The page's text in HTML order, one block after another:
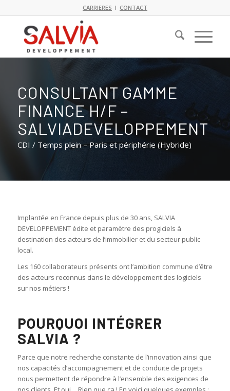
CARRIERES I CONTACT
CONSULTANT GAMME
FINANCE H/F –
SALVIADEVELOPPEMENT
CDI / Temps plein – Paris et périphérie (Hybride)
Implantée en France depuis plus de 30 ans, SALVIA
DEVELOPPEMENT édite et paramètre des progiciels à
destination des acteurs de l’immobilier et du secteur public
local.
Les 160 collaborateurs présents ont l’ambition commune d’être
des acteurs reconnus dans le développement des logiciels
sur nos métiers !
POURQUOI INTÉGRER
SALVIA ?
Parce que notre recherche constante de l’innovation ainsi que
nos capacités d’accompagnement et de conduite de projets
nous permettent de répondre à l’ensemble des exigences de